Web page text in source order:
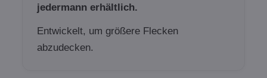
jedermann erhältlich.
Entwickelt, um größere Flecken
abzudecken.